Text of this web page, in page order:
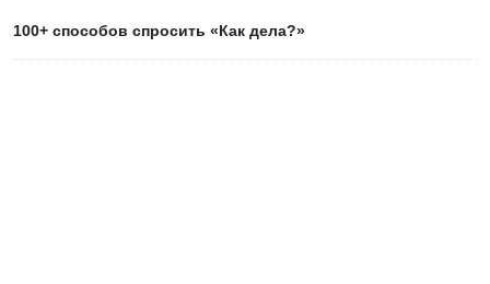
100+ способов спросить «Как дела?»